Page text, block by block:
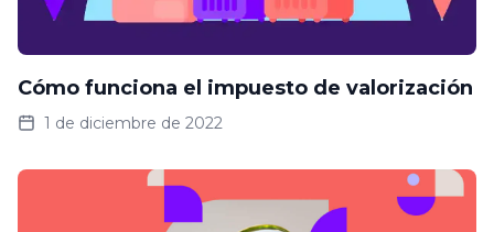
Cómo funciona el impuesto de valorización
1 de diciembre de 2022